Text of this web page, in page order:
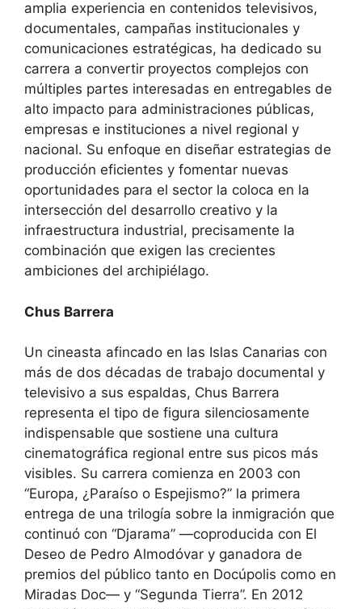
amplia experiencia en contenidos televisivos,
documentales, campañas institucionales y
comunicaciones estratégicas, ha dedicado su
carrera a convertir proyectos complejos con
múltiples partes interesadas en entregables de
alto impacto para administraciones públicas,
empresas e instituciones a nivel regional y
nacional. Su enfoque en diseñar estrategias de
producción eficientes y fomentar nuevas
oportunidades para el sector la coloca en la
intersección del desarrollo creativo y la
infraestructura industrial, precisamente la
combinación que exigen las crecientes
ambiciones del archipiélago.
Chus Barrera
Un cineasta afincado en las Islas Canarias con
más de dos décadas de trabajo documental y
televisivo a sus espaldas, Chus Barrera
representa el tipo de figura silenciosamente
indispensable que sostiene una cultura
cinematográfica regional entre sus picos más
visibles. Su carrera comienza en 2003 con
“Europa, ¿Paraíso o Espejismo?” la primera
entrega de una trilogía sobre la inmigración que
continuó con “Djarama” —coproducida con El
Deseo de Pedro Almodóvar y ganadora de
premios del público tanto en Docúpolis como en
Miradas Doc— y “Segunda Tierra”. En 2012